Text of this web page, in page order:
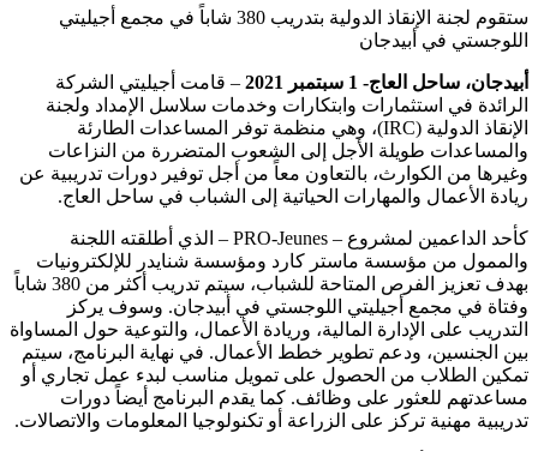
ستقوم لجنة الإنقاذ الدولية بتدريب 380 شاباً في مجمع أجيليتي
اللوجستي في أبيدجان
أبيدجان، ساحل العاج- 1 سبتمبر 2021
– قامت أجيليتي الشركة
الرائدة في استثمارات وابتكارات وخدمات سلاسل الإمداد ولجنة
الإنقاذ الدولية (IRC)، وهي منظمة توفر المساعدات الطارئة
والمساعدات طويلة الأجل إلى الشعوب المتضررة من النزاعات
وغيرها من الكوارث، بالتعاون معاً من أجل توفير دورات تدريبية عن
ريادة الأعمال والمهارات الحياتية إلى الشباب في ساحل العاج.
كأحد الداعمين لمشروع – PRO-Jeunes – الذي أطلقته اللجنة
والممول من مؤسسة ماستر كارد ومؤسسة شنايدر للإلكترونيات
بهدف تعزيز الفرص المتاحة للشباب، سيتم تدريب أكثر من 380 شاباً
وفتاة في مجمع أجيليتي اللوجستي في أبيدجان. وسوف يركز
التدريب على الإدارة المالية، وريادة الأعمال، والتوعية حول المساواة
بين الجنسين، ودعم تطوير خطط الأعمال. في نهاية البرنامج، سيتم
تمكين الطلاب من الحصول على تمويل مناسب لبدء عمل تجاري أو
مساعدتهم للعثور على وظائف. كما يقدم البرنامج أيضاً دورات
تدريبية مهنية تركز على الزراعة أو تكنولوجيا المعلومات والاتصالات.